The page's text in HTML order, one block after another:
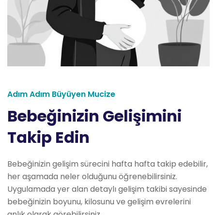
Adım Adım Büyüyen Mucize
Bebeğinizin Gelişimini
Takip Edin
Bebeğinizin gelişim sürecini hafta hafta takip edebilir,
her aşamada neler olduğunu öğrenebilirsiniz.
Uygulamada yer alan detaylı gelişim takibi sayesinde
bebeğinizin boyunu, kilosunu ve gelişim evrelerini